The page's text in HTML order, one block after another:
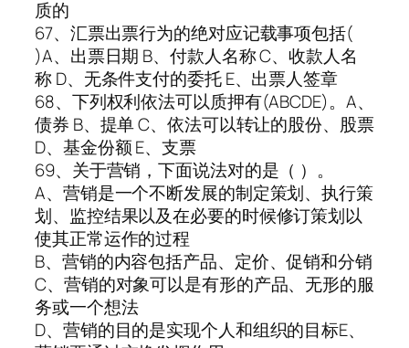
质的
67、汇票出票行为的绝对应记载事项包括(
)A、出票日期 B、付款人名称 C、收款人名
称 D、无条件支付的委托 E、出票人签章
68、下列权利依法可以质押有(ABCDE)。A、
债券 B、提单 C、依法可以转让的股份、股票
D、基金份额 E、支票
69、关于营销，下面说法对的是（ ）。
A、营销是一个不断发展的制定策划、执行策
划、监控结果以及在必要的时候修订策划以
使其正常运作的过程
B、营销的内容包括产品、定价、促销和分销
C、营销的对象可以是有形的产品、无形的服
务或一个想法
D、营销的目的是实现个人和组织的目标E、